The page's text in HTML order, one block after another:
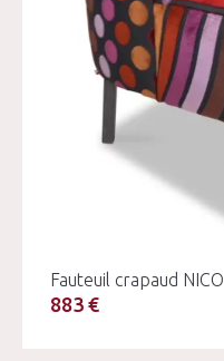
Fauteuil crapaud NICO
883 €